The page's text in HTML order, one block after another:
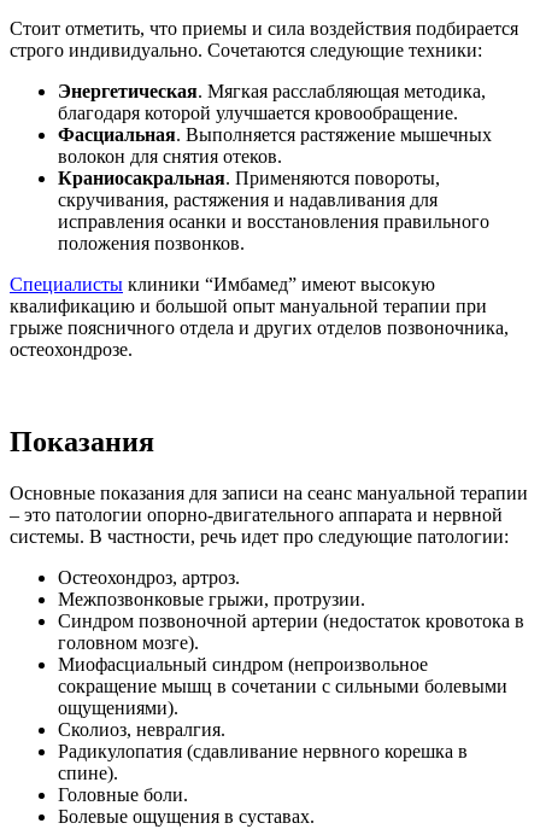
Стоит отметить, что приемы и сила воздействия подбирается
строго индивидуально. Сочетаются следующие техники:
Энергетическая. Мягкая расслабляющая методика,
благодаря которой улучшается кровообращение.
Фасциальная. Выполняется растяжение мышечных
волокон для снятия отеков.
Краниосакральная. Применяются повороты,
скручивания, растяжения и надавливания для
исправления осанки и восстановления правильного
положения позвонков.
Специалисты клиники “Имбамед” имеют высокую
квалификацию и большой опыт мануальной терапии при
грыже поясничного отдела и других отделов позвоночника,
остеохондрозе.
Показания
Основные показания для записи на сеанс мануальной терапии
– это патологии опорно-двигательного аппарата и нервной
системы. В частности, речь идет про следующие патологии:
Остеохондроз, артроз.
Межпозвонковые грыжи, протрузии.
Синдром позвоночной артерии (недостаток кровотока в
головном мозге).
Миофасциальный синдром (непроизвольное
сокращение мышц в сочетании с сильными болевыми
ощущениями).
Сколиоз, невралгия.
Радикулопатия (сдавливание нервного корешка в
спине).
Головные боли.
Болевые ощущения в суставах.